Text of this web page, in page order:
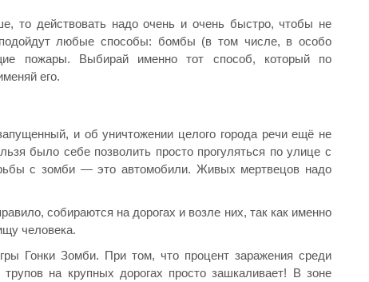
то действовать надо очень и очень быстро, чтобы не
подойдут любые способы: бомбы (в том числе, в особо
пожары. Выбирай именно тот способ, который по
его.
и об уничтожении целого города речи ещё не
было себе позволить просто прогуляться по улице с
с зомби — это автомобили. Живых мертвецов надо
собираются на дорогах и возле них, так как именно
человека.
Гонки Зомби. При том, что процент заражения среди
на крупных дорогах просто зашкаливает! В зоне